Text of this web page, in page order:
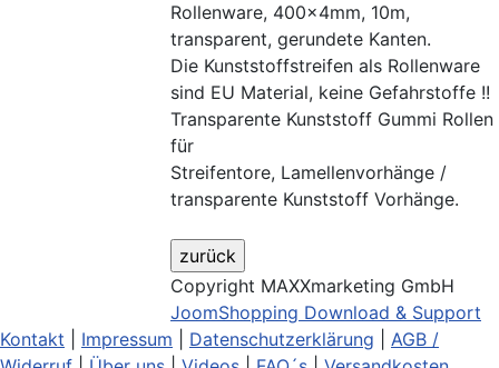
Rollenware, 400x4mm, 10m,
transparent, gerundete Kanten.
Die Kunststoffstreifen als Rollenware
sind EU Material, keine Gefahrstoffe !!
Transparente Kunststoff Gummi Rollen
für
Streifentore, Lamellenvorhänge /
transparente Kunststoff Vorhänge.
Copyright MAXXmarketing GmbH
JoomShopping Download & Support
Kontakt
Impressum Datenschutzerklärung
AGB /